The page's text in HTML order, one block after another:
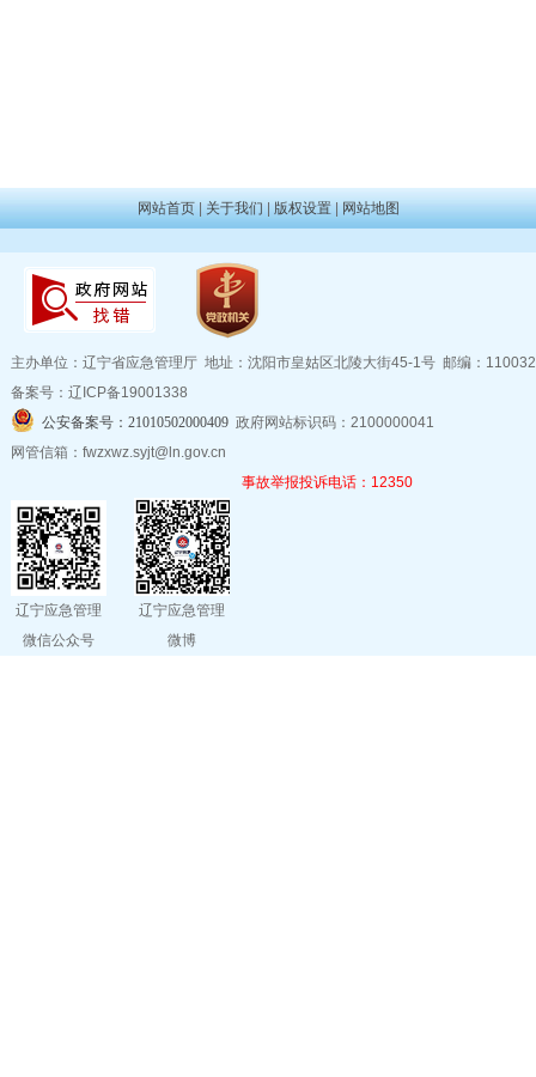
网站首页|关于我们|版权设置|网站地图
主办单位：辽宁省应急管理厅 地址：沈阳市皇姑区北陵大街45-1号 邮编：
备案号：辽ICP备19001338
公安备案号：21010502000409政府网站标识码：2100000041
网管信箱：fwzxwz.syjt@ln.gov.cn
事故举报投诉电话：12350
辽宁应急管理
微信公众号
辽宁应急管理
微博